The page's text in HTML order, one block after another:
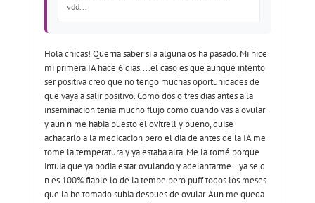
vdd...
Hola chicas! Querria saber si a alguna os ha pasado. Mi hice
mi primera IA hace 6 dias....el caso es que aunque intento
ser positiva creo que no tengo muchas oportunidades de
que vaya a salir positivo. Como dos o tres dias antes a la
inseminacion tenia mucho flujo como cuando vas a ovular
y aun n me habia puesto el ovitrell y bueno, quise
achacarlo a la medicacion pero el dia de antes de la IA me
tome la temperatura y ya estaba alta. Me la tomé porque
intuia que ya podia estar ovulando y adelantarme...ya se q
n es 100% fiable lo de la tempe pero puff todos los meses
que la he tomado subia despues de ovular. Aun me queda